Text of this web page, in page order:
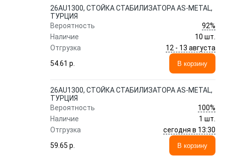
26AU1300, СТОЙКА СТАБИЛИЗАТОРА AS-METAL,
ТУРЦИЯ
Вероятность
92%
Наличие
10 шт.
Отгрузка
12 - 13 августа
54.61 p.
В корзину
26AU1300, СТОЙКА СТАБИЛИЗАТОРА AS-METAL,
ТУРЦИЯ
Вероятность
100%
Наличие
1 шт.
Отгрузка
сегодня в 13:30
59.65 p.
В корзину